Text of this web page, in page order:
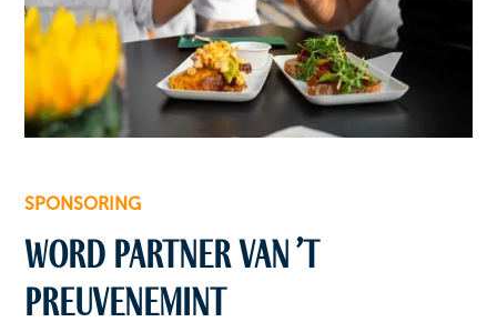
SPONSORING
Word partner van ’t
Preuvenemint